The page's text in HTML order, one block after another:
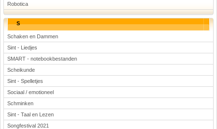
Robotica
S
Schaken en Dammen
Sint - Liedjes
SMART - notebookbestanden
Scheikunde
Sint - Spelletjes
Sociaal / emotioneel
Schminken
Sint - Taal en Lezen
Songfestival 2021